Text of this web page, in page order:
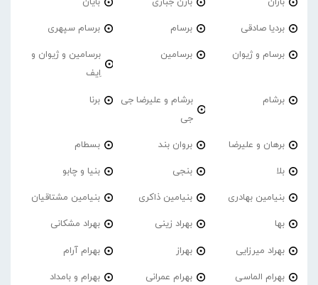
بردیا صادقی برسام برسام سپهری
برسام و ژیوان برسامین
برسامین و ژیوان و
اِیف
برشام
برشام و علیرضا جی
جی
برنا
برهان و علیرضا بروان بند بسطام
بلا بنجی بنیا و چابو
بنیامین بهادری بنیامین ذاکری بنیامین مشتاقیان
بها بهراد زینی بهراد مشکانی
بهراد میرزایی بهراز بهرام آرام
بهرام الماسی بهرام عمرانی بهرام و بامداد